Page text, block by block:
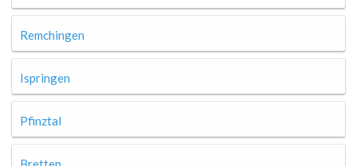
Remchingen
Ispringen
Pfinztal